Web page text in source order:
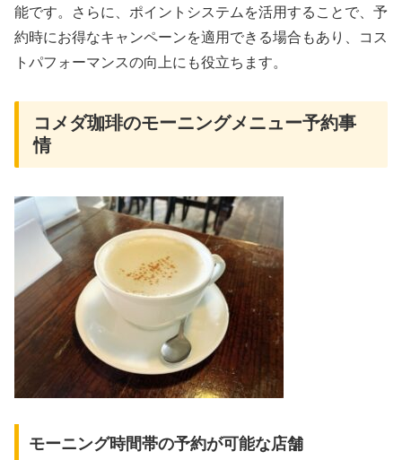
能です。さらに、ポイントシステムを活用することで、予
約時にお得なキャンペーンを適用できる場合もあり、コス
トパフォーマンスの向上にも役立ちます。
コメダ珈琲のモーニングメニュー予約事
情
モーニング時間帯の予約が可能な店舗